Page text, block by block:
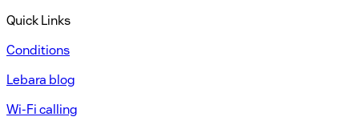
Quick Links
Conditions
Lebara blog
Wi-Fi calling